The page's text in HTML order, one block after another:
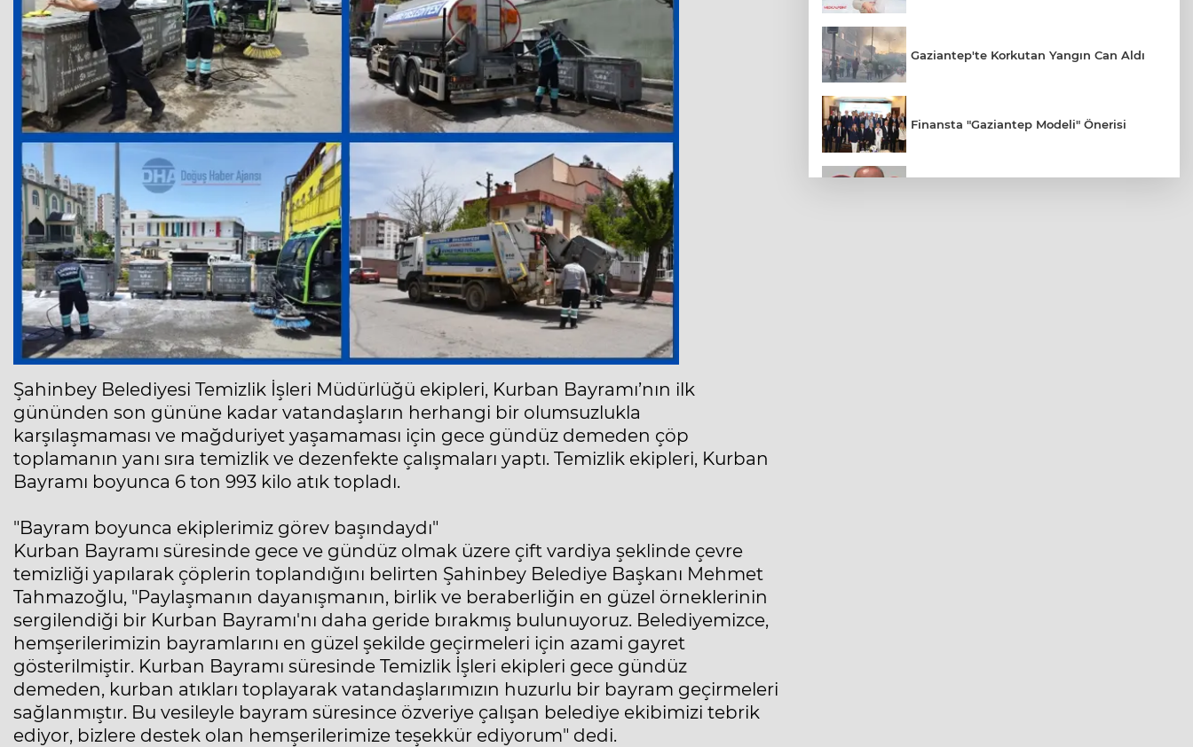
Şahinbey Belediyesi Temizlik İşleri Müdürlüğü ekipleri, Kurban Bayramı’nın ilk
gününden son gününe kadar vatandaşların herhangi bir olumsuzlukla
karşılaşmaması ve mağduriyet yaşamaması için gece gündüz demeden çöp
toplamanın yanı sıra temizlik ve dezenfekte çalışmaları yaptı. Temizlik ekipleri, Kurban
Bayramı boyunca 6 ton 993 kilo atık topladı.
"Bayram boyunca ekiplerimiz görev başındaydı"
Kurban Bayramı süresinde gece ve gündüz olmak üzere çift vardiya şeklinde çevre
temizliği yapılarak çöplerin toplandığını belirten Şahinbey Belediye Başkanı Mehmet
Tahmazoğlu, "Paylaşmanın dayanışmanın, birlik ve beraberliğin en güzel örneklerinin
sergilendiği bir Kurban Bayramı'nı daha geride bırakmış bulunuyoruz. Belediyemizce,
hemşerilerimizin bayramlarını en güzel şekilde geçirmeleri için azami gayret
gösterilmiştir. Kurban Bayramı süresinde Temizlik İşleri ekipleri gece gündüz
demeden, kurban atıkları toplayarak vatandaşlarımızın huzurlu bir bayram geçirmeleri
sağlanmıştır. Bu vesileyle bayram süresince özveriye çalışan belediye ekibimizi tebrik
ediyor, bizlere destek olan hemşerilerimize teşekkür ediyorum" dedi.
Gaziantep'te Korkutan Yangın Can Aldı
Finansta "Gaziantep Modeli" Önerisi